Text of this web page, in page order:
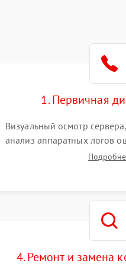
1. Первичная
Визуальный осмотр
анализ аппаратных логов
iDRAC). Проверка цепей
4. Ремонт и замена